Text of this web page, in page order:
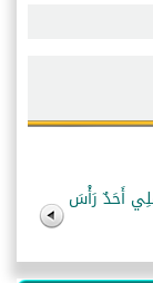
أَحَدٌ رَأْسَ